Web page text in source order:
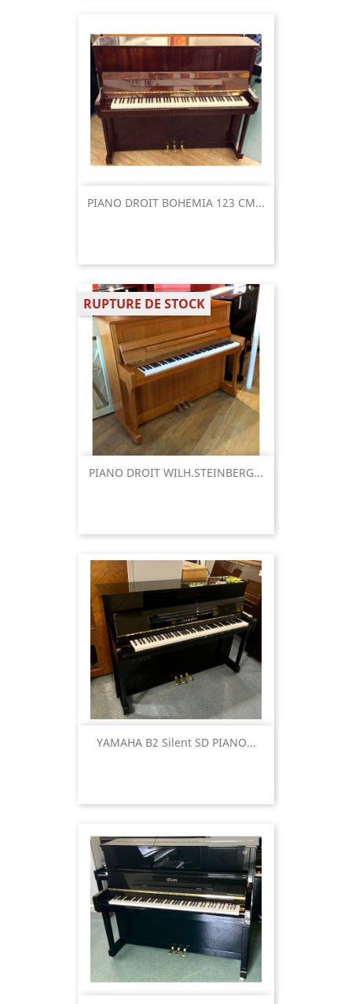
PIANO DROIT BOHEMIA 123 CM...
PIANO DROIT WILH.STEINBERG...
RUPTURE DE STOCK
YAMAHA B2 Silent SD PIANO...